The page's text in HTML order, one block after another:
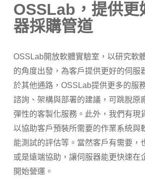
OSSLab ，提供
器採購管道
OSSLab開放軟體實驗室，以研究軟
的角度出發，為客戶提供更好的伺服
於其他通路，OSSLab提供更多的服
諮詢、架構與部署的建議，可跳脫原
彈性的客製化服務。此外，我們有現
以協助客戶預裝所需要的作業系統與
能測試的評估等。當然客戶有需要，
或是遠端協助，讓伺服器能更快速在
開始營運。